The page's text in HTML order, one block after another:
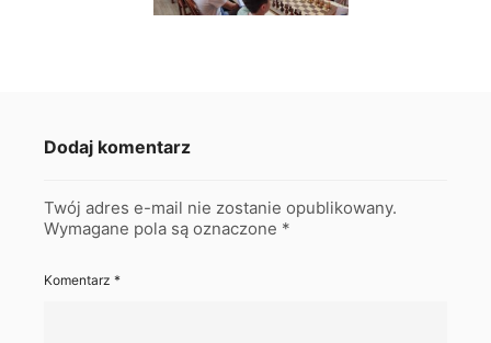
Dodaj komentarz
Twój adres e-mail nie zostanie opublikowany.
Wymagane pola są oznaczone *
Komentarz *